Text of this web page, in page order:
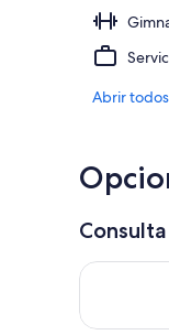
Abrir todos
Consulta